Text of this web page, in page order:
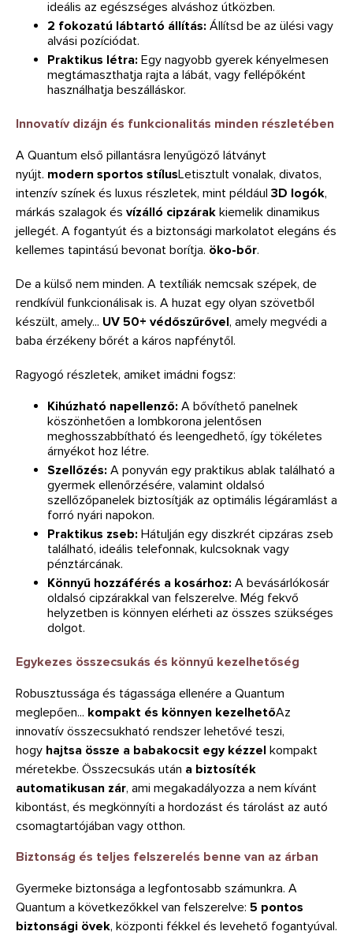
ideális az egészséges alváshoz útközben.
2 fokozatú lábtartó állítás: Állítsd be az ülési vagy
alvási pozíciódat.
Praktikus létra: Egy nagyobb gyerek kényelmesen
megtámaszthatja rajta a lábát, vagy fellépőként
használhatja beszálláskor.
Innovatív dizájn és funkcionalitás minden részletében
A Quantum első pillantásra lenyűgöző látványt
nyújt. modern sportos stílusLetisztult vonalak, divatos,
intenzív színek és luxus részletek, mint például 3D logók,
márkás szalagok és vízálló cipzárak kiemelik dinamikus
jellegét. A fogantyút és a biztonsági markolatot elegáns és
kellemes tapintású bevonat borítja. öko-bőr.
De a külső nem minden. A textíliák nemcsak szépek, de
rendkívül funkcionálisak is. A huzat egy olyan szövetből
készült, amely... UV 50+ védőszűrővel, amely megvédi a
baba érzékeny bőrét a káros napfénytől.
Ragyogó részletek, amiket imádni fogsz:
Kihúzható napellenző: A bővíthető panelnek
köszönhetően a lombkorona jelentősen
meghosszabbítható és leengedhető, így tökéletes
árnyékot hoz létre.
Szellőzés: A ponyván egy praktikus ablak található a
gyermek ellenőrzésére, valamint oldalsó
szellőzőpanelek biztosítják az optimális légáramlást a
forró nyári napokon.
Praktikus zseb: Hátulján egy diszkrét cipzáras zseb
található, ideális telefonnak, kulcsoknak vagy
pénztárcának.
Könnyű hozzáférés a kosárhoz: A bevásárlókosár
oldalsó cipzárakkal van felszerelve. Még fekvő
helyzetben is könnyen elérheti az összes szükséges
dolgot.
Egykezes összecsukás és könnyű kezelhetőség
Robusztussága és tágassága ellenére a Quantum
meglepően... kompakt és könnyen kezelhetőAz
innovatív összecsukható rendszer lehetővé teszi,
hogy hajtsa össze a babakocsit egy kézzel kompakt
méretekbe. Összecsukás után a biztosíték
automatikusan zár, ami megakadályozza a nem kívánt
kibontást, és megkönnyíti a hordozást és tárolást az autó
csomagtartójában vagy otthon.
Biztonság és teljes felszerelés benne van az árban
Gyermeke biztonsága a legfontosabb számunkra. A
Quantum a következőkkel van felszerelve: 5 pontos
biztonsági övek, központi fékkel és levehető fogantyúval.